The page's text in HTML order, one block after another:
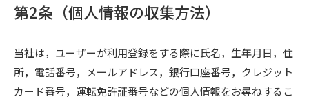
第2条（個人情報の収集方法）
当社は，ユーザーが利用登録をする際に氏名，生年月日，住
所，電話番号，メールアドレス，銀行口座番号，クレジット
カード番号，運転免許証番号などの個人情報をお尋ねするこ